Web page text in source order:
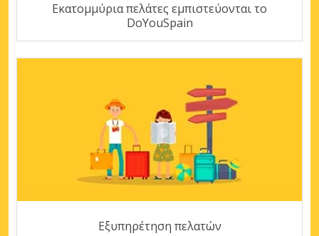
Εκατομμύρια πελάτες εμπιστεύονται το
DoYouSpain
Εξυπηρέτηση πελατών